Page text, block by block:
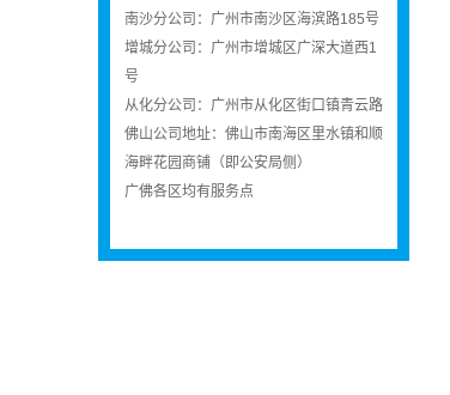
南沙分公司：广州市南沙区海滨路185号
增城分公司：广州市增城区广深大道西1
号
从化分公司：广州市从化区街口镇青云路
佛山公司地址：佛山市南海区里水镇和顺
海畔花园商铺（即公安局侧）
广佛各区均有服务点